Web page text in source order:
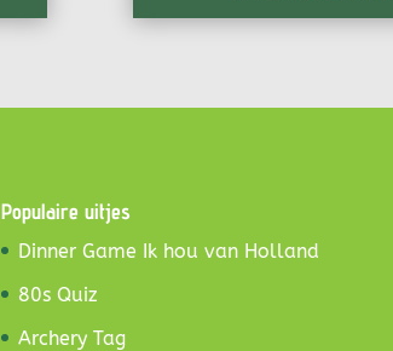
Populaire uitjes
Dinner Game Ik hou van Holland
80s Quiz
Archery Tag